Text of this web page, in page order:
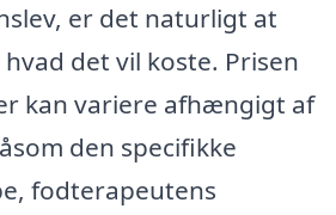
er det naturligt at
det vil koste. Prisen
kan variere afhængigt af
den specifikke
fodterapeutens